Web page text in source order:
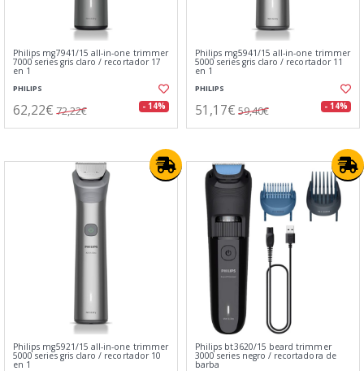
Philips mg7941/15 all-in-one trimmer
7000 series gris claro / recortador 17
en 1
PHILIPS
62,22€ 72,22€ - 14%
Philips mg5941/15 all-in-one trimmer
5000 series gris claro / recortador 11
en 1
PHILIPS
51,17€ 59,40€ - 14%
Philips mg5921/15 all-in-one trimmer
5000 series gris claro / recortador 10
en 1
Philips bt3620/15 beard trimmer
3000 series negro / recortadora de
barba